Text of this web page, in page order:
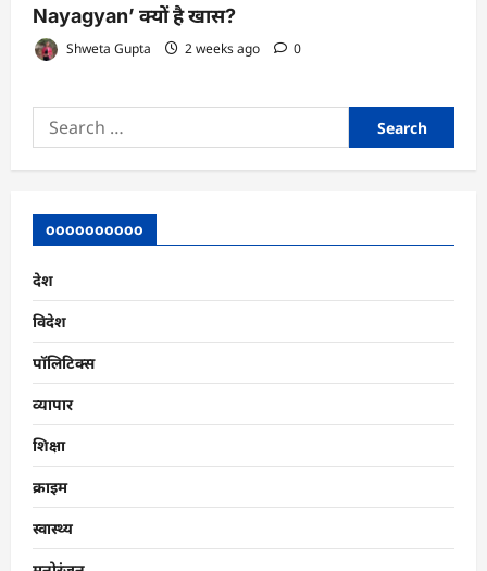
Nayagyan’ क्यों है खास?
Shweta Gupta 2 weeks ago 0
Search
for:
oooooooooo
देश
विदेश
पॉलिटिक्स
व्यापार
शिक्षा
क्राइम
स्वास्थ्य